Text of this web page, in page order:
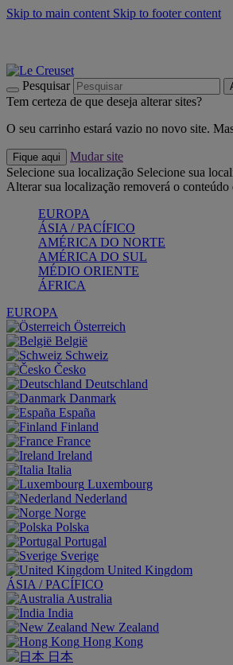
Skip to main content Skip to footer content
Pesquisar
Tem certeza de que deseja alterar sites?
O seu carrinho estará vazio no novo site.
Fique aqui
Mudar site
Selecione sua localização Selecione sua
Alterar sua localização removerá o
EUROPA
ÁSIA / PACÍFICO
AMÉRICA DO NORTE
AMÉRICA DO SUL
MÉDIO ORIENTE
ÁFRICA
EUROPA
Österreich
België
Schweiz
Česko
Deutschland
Danmark
España
Finland
France
Ireland
Italia
Luxembourg
Nederland
Norge
Polska
Portugal
Sverige
United Kingdom
ÁSIA / PACÍFICO
Australia
India
New Zealand
Hong Kong
日本